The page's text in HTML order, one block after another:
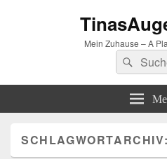
Mein Zuhause – A
Suchen
nach:
SCHLAGWORTARCHIV: